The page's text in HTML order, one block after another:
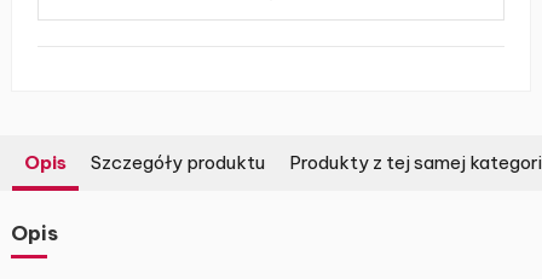
Opis Szczegóły produktu Produkty z tej samej
Opis